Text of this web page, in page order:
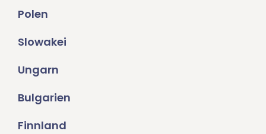
Polen
Slowakei
Ungarn
Bulgarien
Finnland